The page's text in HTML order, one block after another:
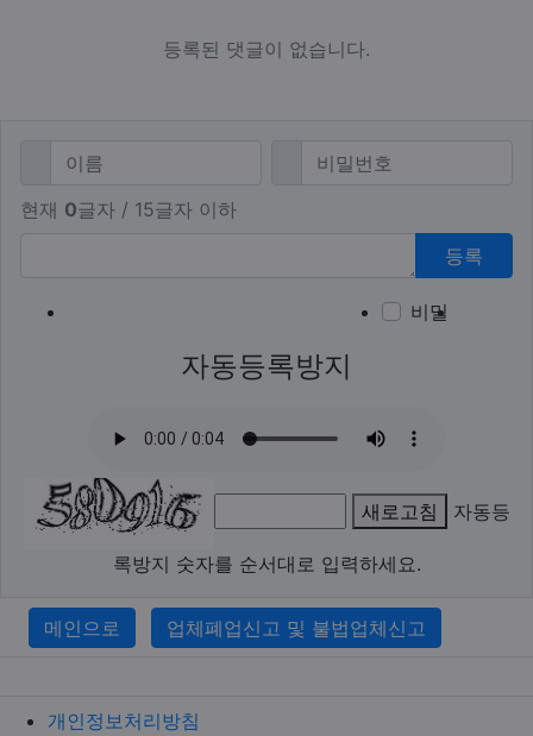
등록된 댓글이 없습니다.
댓글쓰기
필수 비밀번호필수
현재 0글자 / 15글자 이하
등록
비밀
자동등록방지
새로고침 자동등
록방지 숫자를 순서대로 입력하세요.
메인으로 업체폐업신고 및 불법업체신고
개인정보처리방침